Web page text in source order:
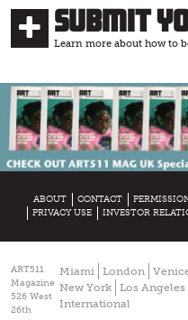
Submit
Learn more about how to
ABOUT CONTACT
PRIVACY USE
INVESTOR
ART511
Magazine
526 West
26th
Miami London
New York
Los Angeles
International